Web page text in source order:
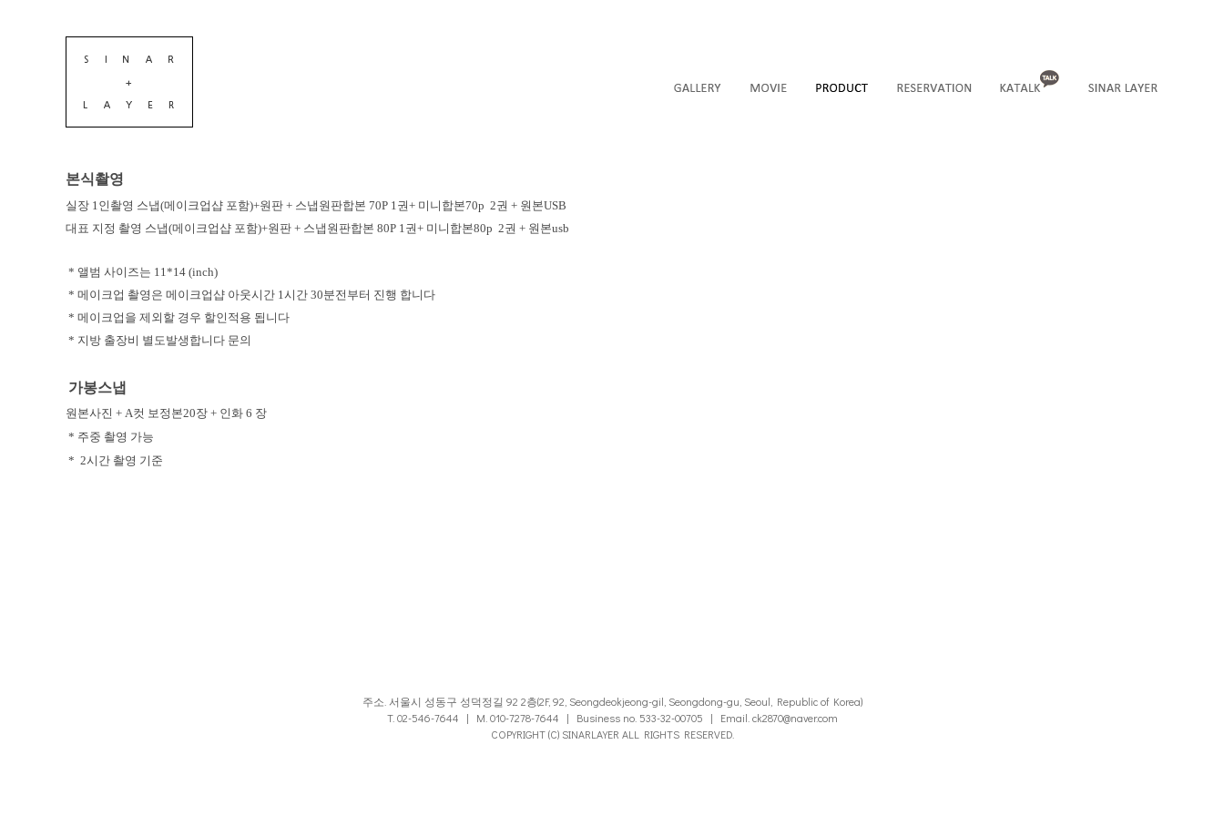
본식촬영
실장 1인촬영 스냅(메이크업샵 포함)+원판 + 스냅원판합본 70P 1권+ 미니합본70p 2권 + 원본USB
대표 지정 촬영 스냅(메이크업샵 포함)+원판 + 스냅원판합본 80P 1권+ 미니합본80p 2권 + 원본usb
* 앨범 사이즈는 11*14 (inch)
* 메이크업 촬영은 메이크업샵 아웃시간 1시간 30분전부터 진행 합니다
* 메이크업을 제외할 경우 할인적용 됩니다
* 지방 출장비 별도발생합니다 문의
가봉스냅
원본사진 + A컷 보정본20장 + 인화 6 장
* 주중 촬영 가능
* 2시간 촬영 기준
주소. 서울시 성동구 성덕정길 92 2층(2F, 92, Seongdeokjeong-gil, Seongdong-gu, Seoul, Republic of Korea)
T. 02-546-7644 | M. 010-7278-7644 | Business no. 533-32-00705 | Email. ck2870@naver.com
COPYRIGHT (C) SINARLAYER ALL RIGHTS RESERVED.